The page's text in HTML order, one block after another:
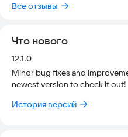
Для работы требуется
Скачайте Huawei HiKnow
пользоваться всеми
сервиса.
Все отзывы
Что нового
Версия:
12.1.0
Minor bug fixes and
newest version to check it out!
История версий